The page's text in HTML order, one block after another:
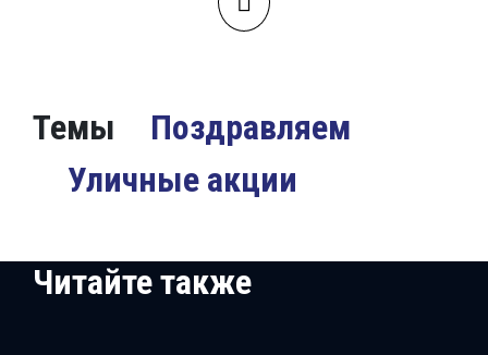
Темы
Поздравляем
Уличные акции
Читайте также